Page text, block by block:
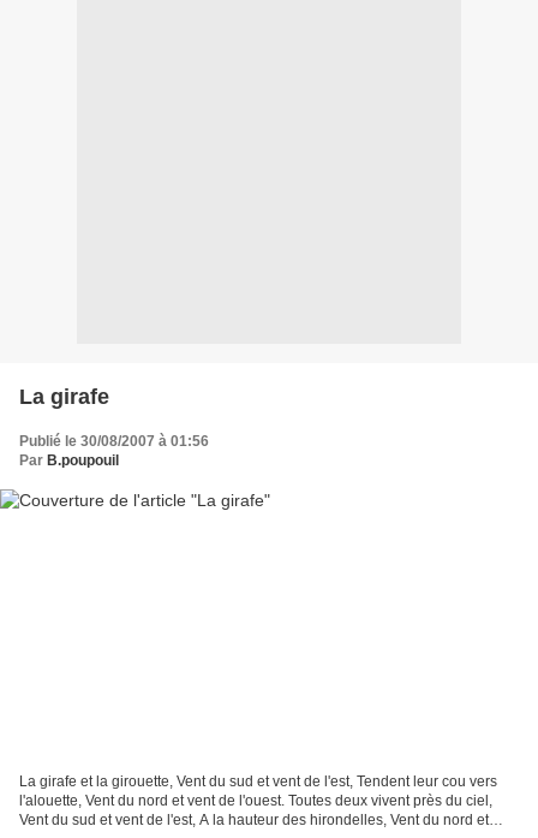
La girafe
Publié le 30/08/2007 à 01:56
Par B.poupouil
La girafe et la girouette, Vent du sud et vent de l'est, Tendent leur cou vers
l'alouette, Vent du nord et vent de l'ouest. Toutes deux vivent près du ciel,
Vent du sud et vent de l'est, A la hauteur des hirondelles, Vent du nord et